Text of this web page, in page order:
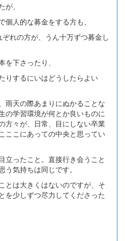
、
人的な募金をする方も、
れの方が、うん十万ずつ募金し
下さったり、
りするにいはどうしたらよい
雨天の際あまりにぬかることな
の学習環境が何とか良いものに
方々が、日常、目にしない卒業
ここにあっての中央と思ってい
立ったこと。直接行き会うこと
気持ちは同じです。
とは大きくはないのですが、そ
を少しずつ尽力してくださった